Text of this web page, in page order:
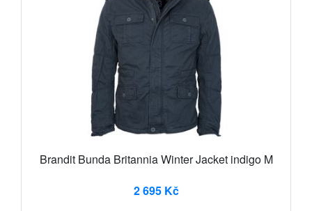
Brandit Bunda Britannia Winter Jacket indigo M
2 695 Kč